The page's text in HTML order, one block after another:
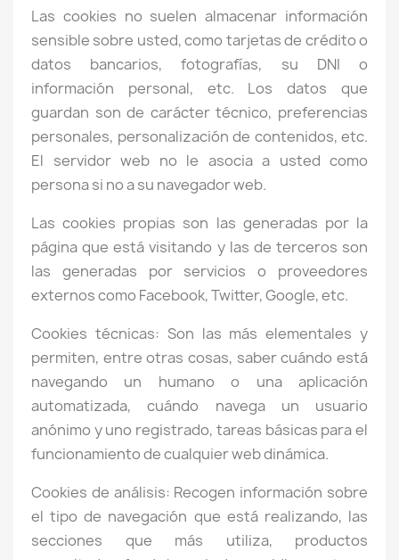
Las cookies no suelen almacenar información
sensible sobre usted, como tarjetas de crédito o
datos bancarios, fotografías, su DNI o
información personal, etc. Los datos que
guardan son de carácter técnico, preferencias
personales, personalización de contenidos, etc.
El servidor web no le asocia a usted como
persona si no a su navegador web.
Las cookies propias son las generadas por la
página que está visitando y las de terceros son
las generadas por servicios o proveedores
externos como Facebook, Twitter, Google, etc.
Cookies técnicas: Son las más elementales y
permiten, entre otras cosas, saber cuándo está
navegando un humano o una aplicación
automatizada, cuándo navega un usuario
anónimo y uno registrado, tareas básicas para el
funcionamiento de cualquier web dinámica.
Cookies de análisis: Recogen información sobre
el tipo de navegación que está realizando, las
secciones que más utiliza, productos